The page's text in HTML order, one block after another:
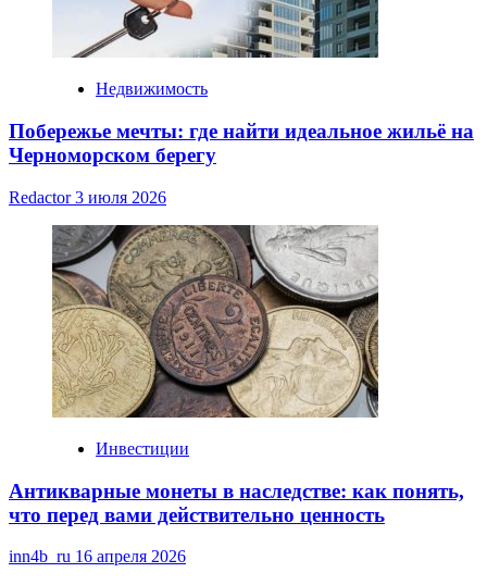
Недвижимость
Побережье мечты: где найти идеальное жильё на
Черноморском берегу
Redactor3 июля 2026
Инвестиции
Антикварные монеты в наследстве: как понять,
что перед вами действительно ценность
inn4b_ru 16 апреля 2026